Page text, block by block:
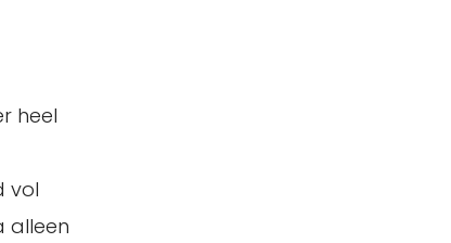
heel
vol
alleen